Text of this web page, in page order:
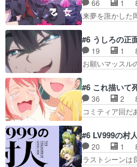
比したおおら
域をその視野に
い誰なんだ！
だったり、諏
意味。特に諏
パートに対す
さんが無事で良
66 1
来夢を誑かし
なからのメイ
ーの影響で理
ゴ〇ラの怪獣
のルッキズム
の小河内ダム
たクズ男ハル
出てる黒絵ち
#6 うしろの正
19 1
お願いマッス
大量に成仏さ
6人は流石絶倫
通悪霊の除霊
モみたいにな
んを怪異と見
アー編！どっ
ない2つのエピ
#6 これ描いて
36 2
コミティア回
らえた最初の
話，コミティ
作の敵」いい
#6 LV999の村人
20 1
ラストシーン